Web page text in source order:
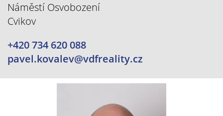
Náměstí Osvobození
Cvikov
+420 734 620 088
pavel.kovalev@vdfreality.cz